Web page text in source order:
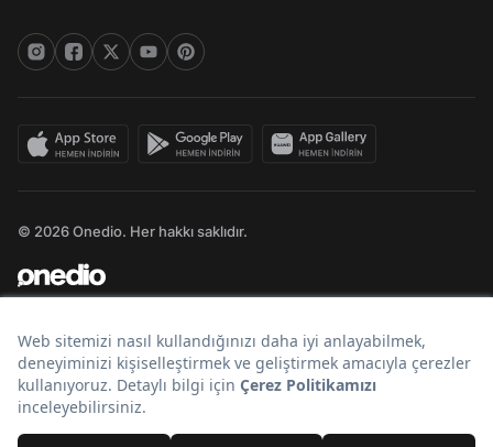
© 2026 Onedio. Her hakkı saklıdır.
Bir markasıdır.